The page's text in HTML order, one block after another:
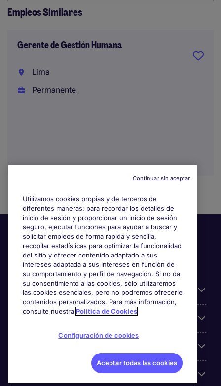
Empleos Similares
Gerente de Gestión Humana
Lima
Permanente
Información útil
Búsqueda de empleo
Utilizamos cookies propias y de terceros de
diferentes maneras: para recordar los detalles de
inicio de sesión y proporcionar un inicio de sesión
seguro, ejecutar funciones para ayudar a buscar y
solicitar empleos de forma rápida y sencilla,
recopilar estadísticas para optimizar la funcionalidad
del sitio y ofrecer contenido adaptado a sus
intereses adaptada a sus intereses en función de
su comportamiento y perfil de navegación. Si no da
su consentimiento a las cookies, sólo utilizaremos
las cookies esenciales, pero no podremos ofrecerle
contenidos personalizados. Para más información,
consulte nuestra Política de Cookies
Configuración de cookies
Aceptar todas las cookies
Continuar sin aceptar